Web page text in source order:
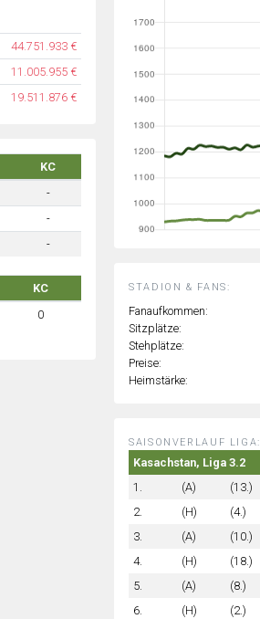
44.751.933 €
11.005.955 €
19.511.876 €
KC
-
-
-
KC
0
STADION & FANS:
Fanaufkommen:
Sitzplätze:
Stehplätze:
Preise:
Heimstärke:
SAISONVERLAUF LIGA:
Kasachstan, Liga 3.2
1.
(A) (13.)
2.
(H) (4.)
3.
(A) (10.)
4.
(H) (18.)
5.
(A) (8.)
6.
(H) (2.)